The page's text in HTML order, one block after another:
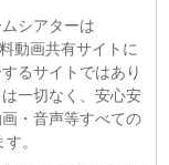
2 第5話
シアターは
動画共有サイトに
るサイトではあり
一切なく、安心安
・音声等すべての
。